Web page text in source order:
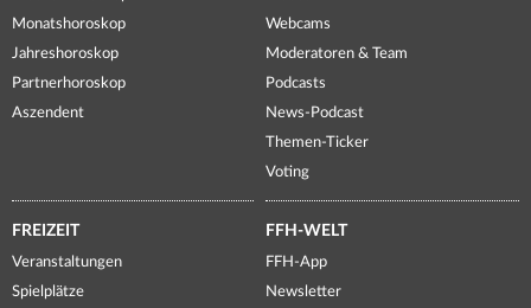
Monatshoroskop
Jahreshoroskop
Partnerhoroskop
Aszendent
Webcams
Moderatoren & Team
Podcasts
News-Podcast
Themen-Ticker
Voting
FREIZEIT
Veranstaltungen
Spielplätze
FFH-WELT
FFH-App
Newsletter